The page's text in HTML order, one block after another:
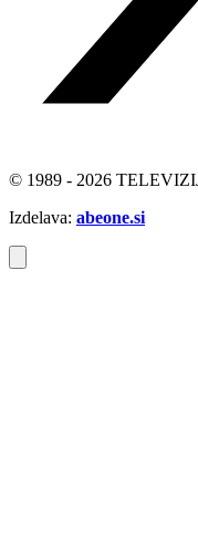
© 1989 - 2026
Izdelava: abeone.si